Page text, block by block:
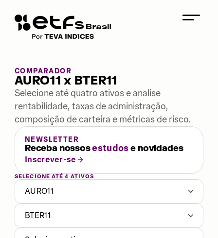
COMPARADOR
AURO11 x BTER11
Selecione até quatro ativos e analise
rentabilidade, taxas de administração,
composição de carteira e métricas de risco.
NEWSLETTER
Receba nossosestudose novidades
Inscrever-se
SELECIONE ATÉ 4 ATIVOS
AURO11
BTER11